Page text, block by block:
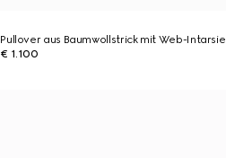
Pullover aus Baumwollstrick mit Web-Intarsie
€ 1.100